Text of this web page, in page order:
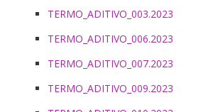
TERMO_ADITIVO_003.2023
TERMO_ADITIVO_006.2023
TERMO_ADITIVO_007.2023
TERMO_ADITIVO_009.2023